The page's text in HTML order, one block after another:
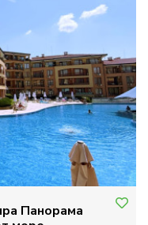
Панорама